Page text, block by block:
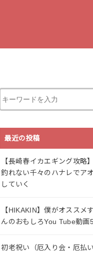
最近の投稿
【長崎春イカエギング攻略
釣れない千々のハナレでア
していく
【HIKAKIN】僕がオススメ
んのおもしろYou Tube動画
初老祝い（厄入り会・厄払